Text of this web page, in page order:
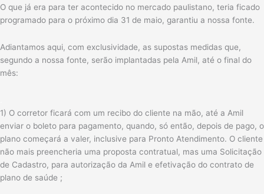
O que já era para ter acontecido no mercado paulistano, teria ficado
programado para o próximo dia 31 de maio, garantiu a nossa fonte.
Adiantamos aqui, com exclusividade, as supostas medidas que,
segundo a nossa fonte, serão implantadas pela Amil, até o final do
mês:
1) O corretor ficará com um recibo do cliente na mão, até a Amil
enviar o boleto para pagamento, quando, só então, depois de pago, o
plano começará a valer, inclusive para Pronto Atendimento. O cliente
não mais preencheria uma proposta contratual, mas uma Solicitação
de Cadastro, para autorização da Amil e efetivação do contrato de
plano de saúde ;